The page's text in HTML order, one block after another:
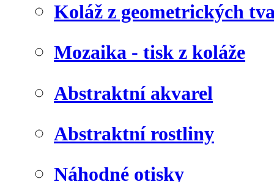
Koláž z geometrických
Mozaika - tisk z koláže
Abstraktní akvarel
Abstraktní rostliny
Náhodné otisky